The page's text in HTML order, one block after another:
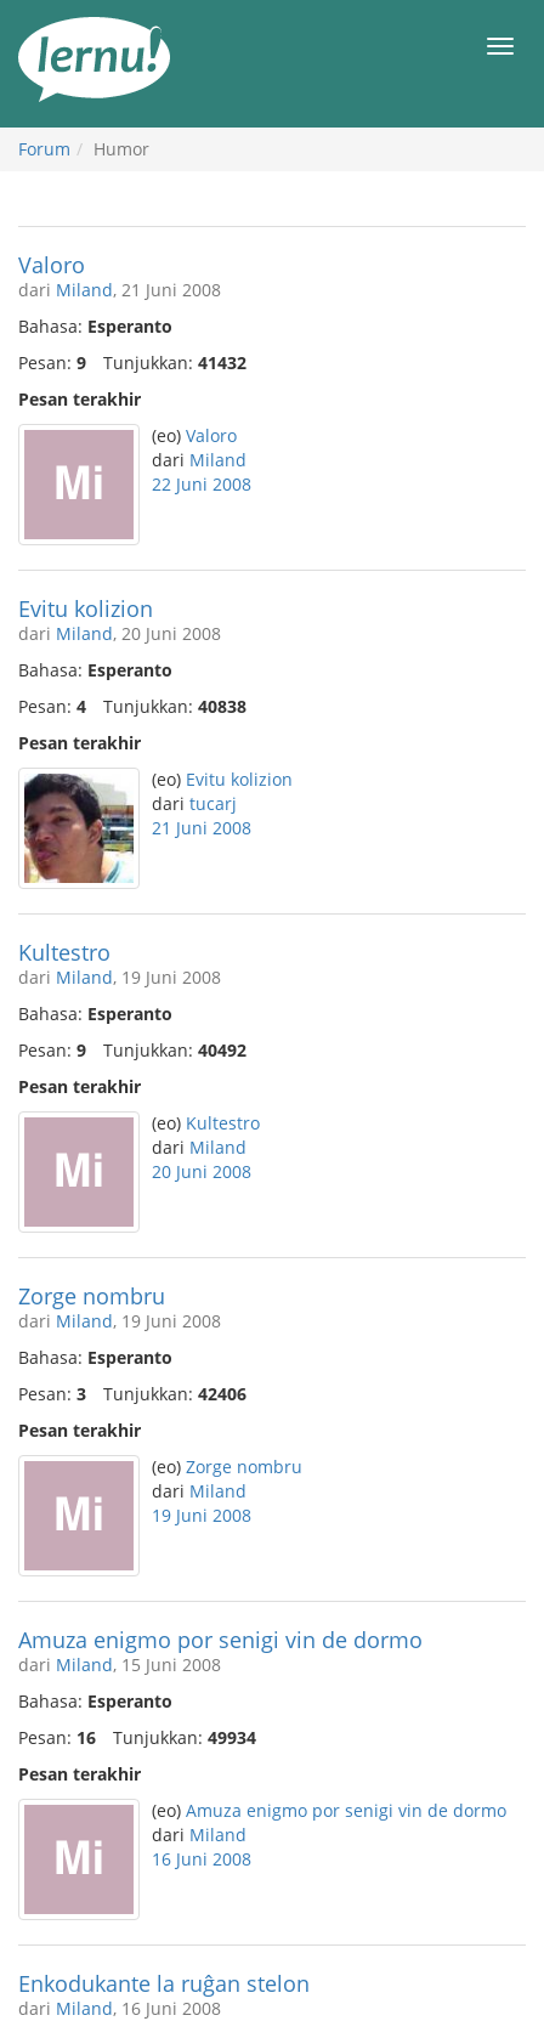
daftar
Forum Humor
Valoro
dari Miland, 21 Juni 2008
Bahasa: Esperanto
Pesan: 9 Tunjukkan: 41432
Pesan terakhir
(eo) Valoro
dari Miland
22 Juni 2008
Evitu kolizion
dari Miland, 20 Juni 2008
Bahasa: Esperanto
Pesan: 4 Tunjukkan: 40838
Pesan terakhir
(eo) Evitu kolizion
dari tucarj
21 Juni 2008
Kultestro
dari Miland, 19 Juni 2008
Bahasa: Esperanto
Pesan: 9 Tunjukkan: 40492
Pesan terakhir
(eo) Kultestro
dari Miland
20 Juni 2008
Zorge nombru
dari Miland, 19 Juni 2008
Bahasa: Esperanto
Pesan: 3 Tunjukkan: 42406
Pesan terakhir
(eo) Zorge nombru
dari Miland
19 Juni 2008
Amuza enigmo por senigi vin de dormo
dari Miland, 15 Juni 2008
Bahasa: Esperanto
Pesan: 16 Tunjukkan: 49934
Pesan terakhir
(eo) Amuza enigmo por senigi vin de dormo
dari Miland
16 Juni 2008
Enkodukante la ruĝan stelon
dari Miland, 16 Juni 2008